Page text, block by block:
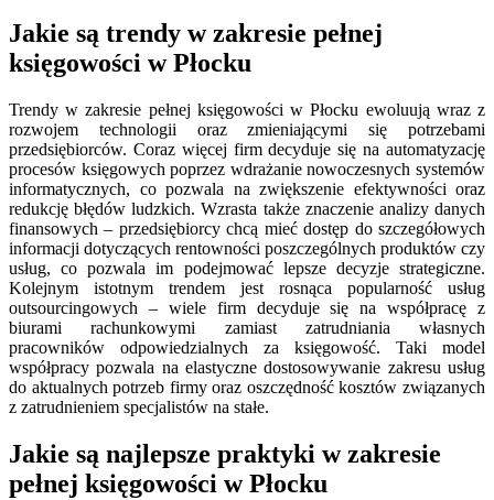
Jakie są trendy w zakresie pełnej
księgowości w Płocku
Trendy w zakresie pełnej księgowości w Płocku ewoluują wraz z
rozwojem technologii oraz zmieniającymi się potrzebami
przedsiębiorców. Coraz więcej firm decyduje się na automatyzację
procesów księgowych poprzez wdrażanie nowoczesnych systemów
informatycznych, co pozwala na zwiększenie efektywności oraz
redukcję błędów ludzkich. Wzrasta także znaczenie analizy danych
finansowych – przedsiębiorcy chcą mieć dostęp do szczegółowych
informacji dotyczących rentowności poszczególnych produktów czy
usług, co pozwala im podejmować lepsze decyzje strategiczne.
Kolejnym istotnym trendem jest rosnąca popularność usług
outsourcingowych – wiele firm decyduje się na współpracę z
biurami rachunkowymi zamiast zatrudniania własnych
pracowników odpowiedzialnych za księgowość. Taki model
współpracy pozwala na elastyczne dostosowywanie zakresu usług
do aktualnych potrzeb firmy oraz oszczędność kosztów związanych
z zatrudnieniem specjalistów na stałe.
Jakie są najlepsze praktyki w zakresie
pełnej księgowości w Płocku